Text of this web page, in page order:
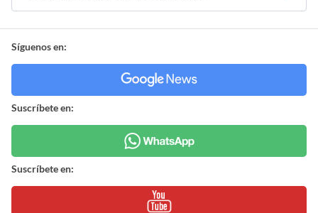
Síguenos en:
Suscríbete en:
Suscríbete en: